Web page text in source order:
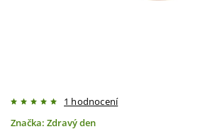
1 hodnocení
Značka: Zdravý den